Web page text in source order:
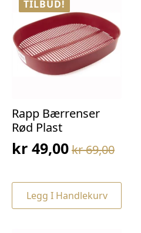
TILBUD!
Rapp Bærrenser
Rød Plast
kr69,00
Opprinnelig
var:
kr 69,00.
kr 49,00
Nåværende
er:
kr 49,00.
Legg I Handlekurv